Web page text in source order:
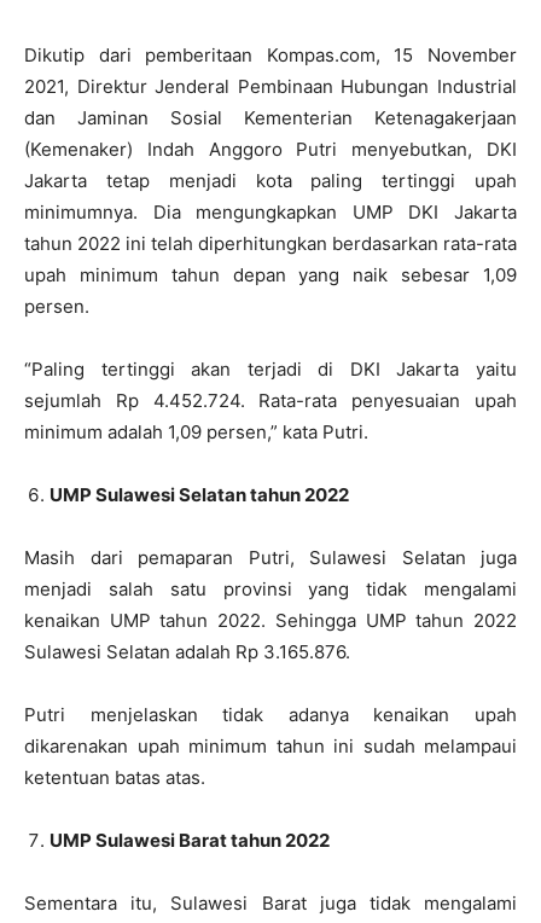
Dikutip dari pemberitaan Kompas.com, 15 November
2021, Direktur Jenderal Pembinaan Hubungan Industrial
dan Jaminan Sosial Kementerian Ketenagakerjaan
(Kemenaker) Indah Anggoro Putri menyebutkan, DKI
Jakarta tetap menjadi kota paling tertinggi upah
minimumnya. Dia mengungkapkan UMP DKI Jakarta
tahun 2022 ini telah diperhitungkan berdasarkan rata-rata
upah minimum tahun depan yang naik sebesar 1,09
persen.
“Paling tertinggi akan terjadi di DKI Jakarta yaitu
sejumlah Rp 4.452.724. Rata-rata penyesuaian upah
minimum adalah 1,09 persen,” kata Putri.
UMP Sulawesi Selatan tahun 2022
Masih dari pemaparan Putri, Sulawesi Selatan juga
menjadi salah satu provinsi yang tidak mengalami
kenaikan UMP tahun 2022. Sehingga UMP tahun 2022
Sulawesi Selatan adalah Rp 3.165.876.
Putri menjelaskan tidak adanya kenaikan upah
dikarenakan upah minimum tahun ini sudah melampaui
ketentuan batas atas.
UMP Sulawesi Barat tahun 2022
Sementara itu, Sulawesi Barat juga tidak mengalami